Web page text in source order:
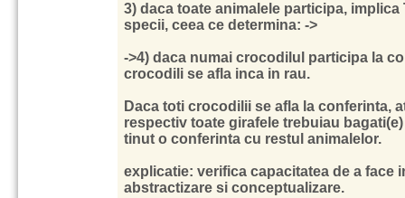
3) daca toate animalele participa,
specii, ceea ce determina: ->
->4) daca numai crocodilul participa la
crocodili se afla inca in rau.
Daca toti crocodilii se afla la conferinta,
respectiv toate girafele trebuiau
tinut o conferinta cu restul animalelor.
explicatie: verifica capacitatea de a face
abstractizare si conceptualizare.